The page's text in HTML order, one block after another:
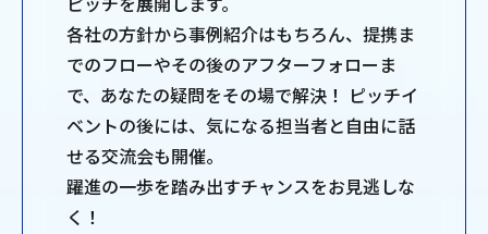
各社の方針から事例紹介はもちろん、提携ま
でのフローやその後のアフターフォローま
で、あなたの疑問をその場で解決！ ピッチイ
ベントの後には、気になる担当者と自由に話
せる交流会も開催。
躍進の一歩を踏み出すチャンスをお見逃しな
く！